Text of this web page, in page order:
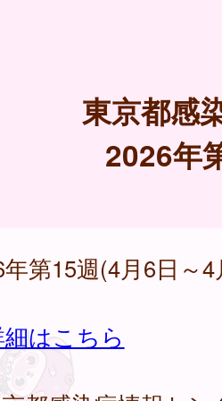
東京都感
2026年
第15週(4月6日～4
はこちら